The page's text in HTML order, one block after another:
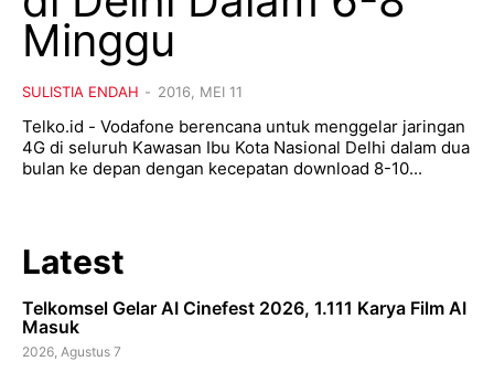
Minggu
SULISTIA ENDAH - 2016, MEI 11
Telko.id - Vodafone berencana untuk menggelar jaringan
4G di seluruh Kawasan Ibu Kota Nasional Delhi dalam dua
bulan ke depan dengan kecepatan download 8-10...
Latest
Telkomsel Gelar AI Cinefest 2026, 1.111 Karya Film AI
Masuk
2026, Agustus 7